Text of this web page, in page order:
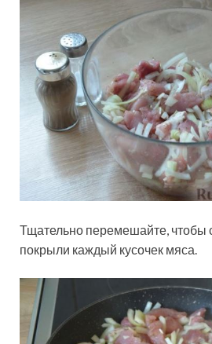
Тщательно перемешайте, чтобы
покрыли каждый кусочек мяса.